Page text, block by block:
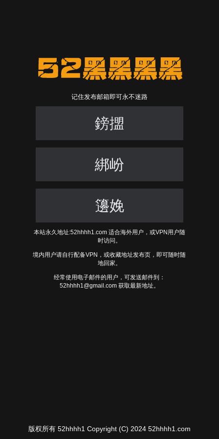
记住发布邮箱即可永不迷路
鎊擝
綁岎
籩娩
本站永久地址:52hhhh1.com 适合海外用户，或VPN用户随
时访问。
境内用户请自行配备VPN，或收藏地址发布页，即可随时随
地回家。
经常使用电子邮件的用户，可发送邮件到：
52hhhh1@gmail.com获取最新地址。
版权所有 52hhhh1 Copyright (C) 2024 52hhhh1.com